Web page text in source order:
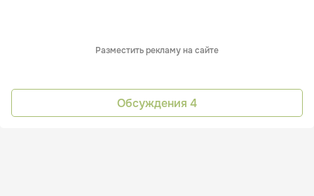
Разместить рекламу на сайте
Обсуждения 4